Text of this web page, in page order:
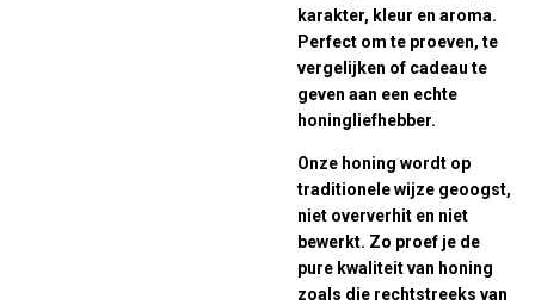
karakter, kleur en aroma.
Perfect om te proeven, te
vergelijken of cadeau te
geven aan een echte
honingliefhebber.
Onze honing wordt op
traditionele wijze geoogst,
niet oververhit en niet
bewerkt. Zo proef je de
pure kwaliteit van honing
zoals die rechtstreeks van